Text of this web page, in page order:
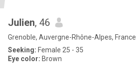
Julien, 46
Grenoble, Auvergne-Rhône-Alpes, France
Seeking: Female 25 - 35
Eye color: Brown